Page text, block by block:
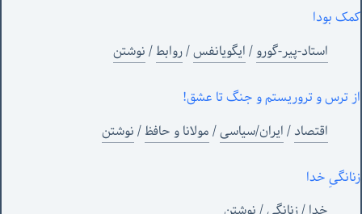
کمک بودا
استاد-پیر-گورو/ایگویانفس/روابط/نوشتن
از ترس و تروریستم و جنگ تا عشق!
اقتصاد/ایران/سیاسی/مولانا و حافظ/نوشتن
زنانگیِ خدا